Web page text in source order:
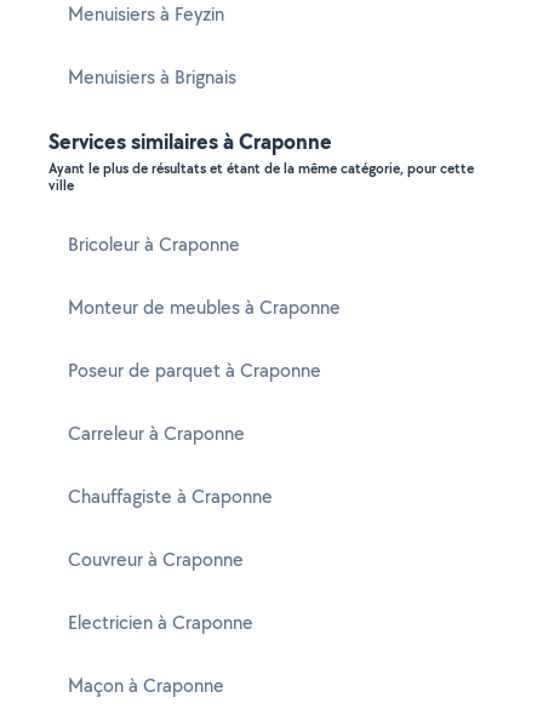
Menuisiers à Feyzin
Menuisiers à Brignais
Services similaires à Craponne
Ayant le plus de résultats et étant de la même catégorie, pour cette
ville
Bricoleur à Craponne
Monteur de meubles à Craponne
Poseur de parquet à Craponne
Carreleur à Craponne
Chauffagiste à Craponne
Couvreur à Craponne
Electricien à Craponne
Maçon à Craponne